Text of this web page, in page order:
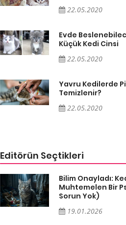
22.05.2020
Evde
Küçük Kedi Cinsi
22.05.2020
Yavru Kedilerde
Temizlenir?
22.05.2020
Editörün Seçtikleri
Bilim Onayladı:
Muhtemelen Bir
Sorun Yok)
19.01.2026